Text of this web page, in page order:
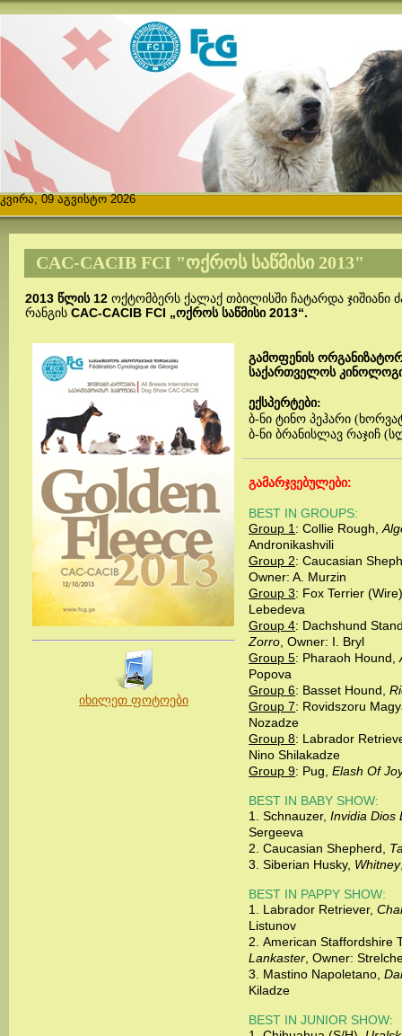
კვირა, 09 აგვისტო 2026
CAC-CACIB FCI "ᲝᲥᲠᲝᲡ ᲡᲐᲬᲛᲘᲡᲘ 2013"
2013 წლის 12 ოქტომბერს ქალაქ თბილისში ჩატარდა
რანგის CAC-CACIB FCI „ოქროს საწმისი 2013“.
იხილეთ ფოტოები
გამოფენის
საქართველოს
ექსპერტები:
ბ-ნი ტინო პეჰარი
ბ-ნი ბრანისლავ რაჯიჩ
გამარჯვებულები:
BEST IN GROUPS:
Group 1 :Collie Rough,
Andronikashvili
Group 2:Caucasian
Owner: A. Murzin
Group 3: Fox Terrier
Lebedeva
Group 4: Dachshund
Zorro , Owner: I. Bryl
Group 5: Pharaoh Hound,
Popova
Group 6: Basset Hound,
Group 7: Rovidszoru
Nozadze
Group 8: Labrador
Nino Shilakadze
Group 9: Pug, Elash Of
BEST IN BABY SHOW:
1.Schnauzer,Invidia Dios
Sergeeva
2.Caucasian Shepherd,
3.Siberian Husky, Whitney
BEST IN PAPPY SHOW:
1. Labrador Retriever,
Listunov
2.American Staffordshire
Lankaster , Owner:
3. Mastino Napoletano,
Kiladze
BEST IN JUNIOR SHOW: